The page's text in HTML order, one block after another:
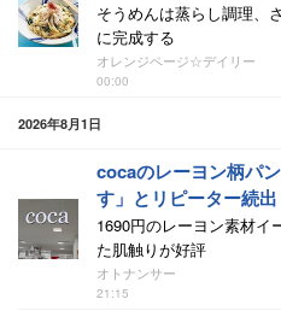
そうめんは蒸らし調理、
に完成する
オレンジページ☆デイリー
00:00
2026年8月1日
cocaのレーヨン柄パ
す」とリピーター続出
1690円のレーヨン素材イ
た肌触りが好評
オトナンサー
21:15